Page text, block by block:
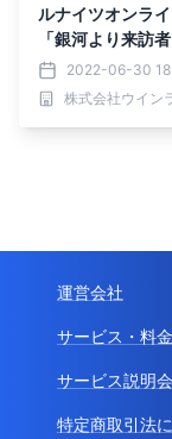
ルナイツオンラ
「銀河より来訪
(そら)の騎士団長
2022-06-30
株式会社ウイン
運営会社
サービス・料金
サービス説明会
特定商取引法